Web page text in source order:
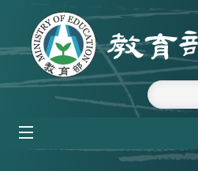
跳到主要內容區塊